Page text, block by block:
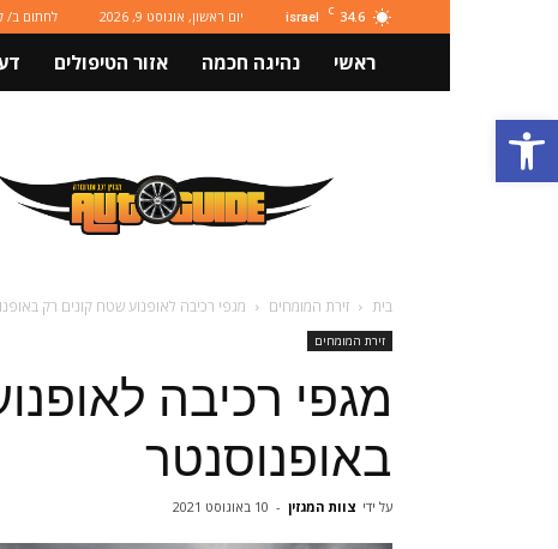
פתח סרגל נגישות
34.6
C
israel יום ראשון, אוגוסט 9, 2026 לחתום ב/
ראשי נהיגה חכמה אזור הטיפולים
ותחבורה
Autoguide
בית זירת המומחים מגפי רכיבה לאופנוע שטח קונים רק
זירת המומחים
מגפי רכיבה
באופנוסנטר
על ידי צוות המגזין - 10 באוגוסט 2021